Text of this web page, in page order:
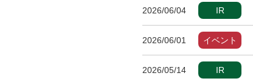
2026/06/04 IR
2026/06/01 イベント
2026/05/14 IR